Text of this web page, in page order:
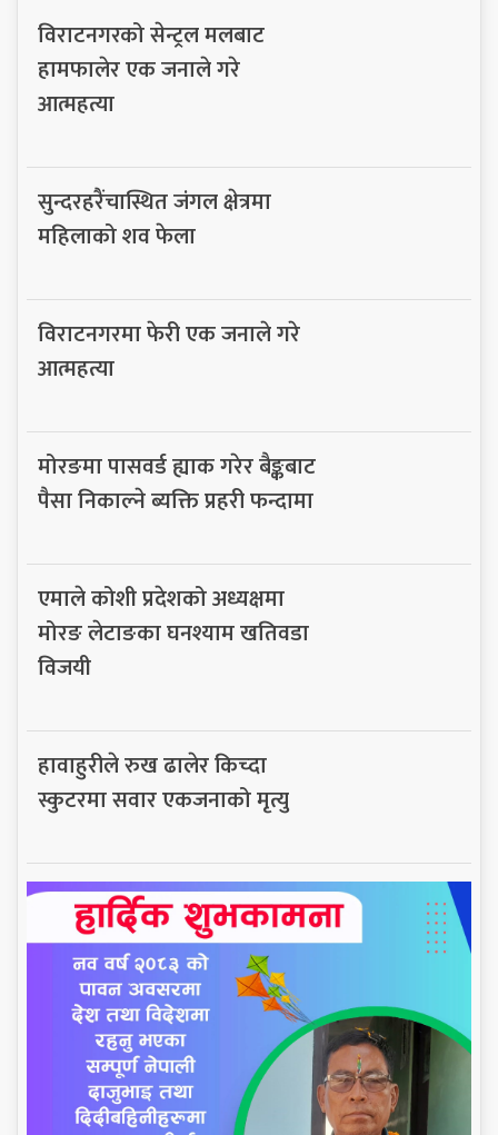
विराटनगरको सेन्ट्रल मलबाट
हामफालेर एक जनाले गरे
आत्महत्या
सुन्दरहरैंचास्थित जंगल क्षेत्रमा
महिलाको शव फेला
विराटनगरमा फेरी एक जनाले गरे
आत्महत्या
मोरङमा पासवर्ड ह्याक गरेर बैङ्कबाट
पैसा निकाल्ने ब्यक्ति प्रहरी फन्दामा
एमाले कोशी प्रदेशको अध्यक्षमा
मोरङ लेटाङका घनश्याम खतिवडा
विजयी
हावाहुरीले रुख ढालेर किच्दा
स्कुटरमा सवार एकजनाको मृत्यु